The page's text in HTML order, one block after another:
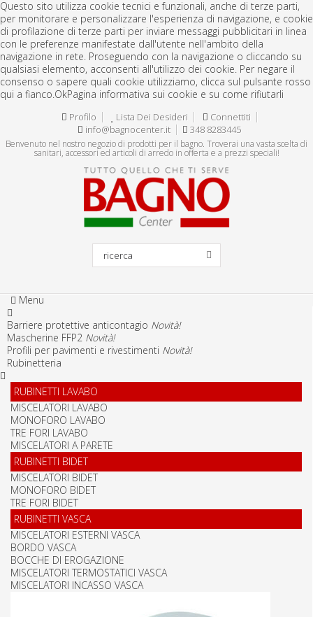
Questo sito utilizza cookie tecnici e funzionali, anche di terze parti,
per monitorare e personalizzare l'esperienza di navigazione, e cookie
di profilazione di terze parti per inviare messaggi pubblicitari in linea
con le preferenze manifestate dall'utente nell'ambito della
navigazione in rete. Proseguendo con la navigazione o cliccando su
qualsiasi elemento, acconsenti all'utilizzo dei cookie. Per negare il
consenso o sapere quali cookie utilizziamo, clicca sul pulsante rosso
qui a fianco.OkPagina informativa sui cookie e su come rifiutarli
Profilo Lista Dei Desideri
Connettiti
info@bagnocenter.it
348 8283445
Benvenuto nel nostro negozio di prodotti per il bagno. Troverai una vasta scelta di
sanitari, accessori ed articoli di arredo in offerta e a prezzi speciali!
Menu
Barriere protettive anticontagio Novità!
Mascherine FFP2 Novità!
Profili per pavimenti e rivestimenti Novità!
Rubinetteria
RUBINETTI LAVABO
MISCELATORI LAVABO
MONOFORO LAVABO
TRE FORI LAVABO
MISCELATORI A PARETE
RUBINETTI BIDET
MISCELATORI BIDET
MONOFORO BIDET
TRE FORI BIDET
RUBINETTI VASCA
MISCELATORI ESTERNI VASCA
BORDO VASCA
BOCCHE DI EROGAZIONE
MISCELATORI TERMOSTATICI VASCA
MISCELATORI INCASSO VASCA